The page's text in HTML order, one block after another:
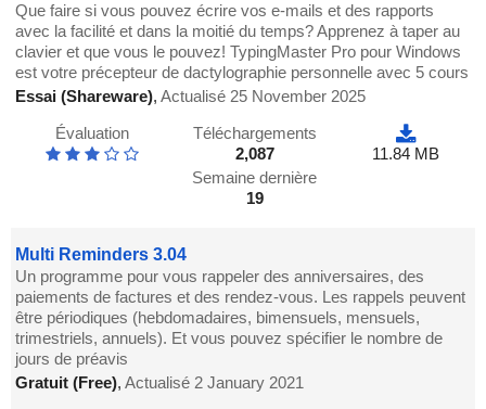
Que faire si vous pouvez écrire vos e-mails et des rapports
avec la facilité et dans la moitié du temps? Apprenez à taper au
clavier et que vous le pouvez! TypingMaster Pro pour Windows
est votre précepteur de dactylographie personnelle avec 5 cours
Essai (Shareware),Actualisé 25 November 2025
Évaluation
Téléchargements
2,087
Semaine dernière
19
11.84 MB
Multi Reminders 3.04
Un programme pour vous rappeler des anniversaires, des
paiements de factures et des rendez-vous. Les rappels peuvent
être périodiques (hebdomadaires, bimensuels, mensuels,
trimestriels, annuels). Et vous pouvez spécifier le nombre de
jours de préavis
Gratuit (Free),Actualisé 2 January 2021